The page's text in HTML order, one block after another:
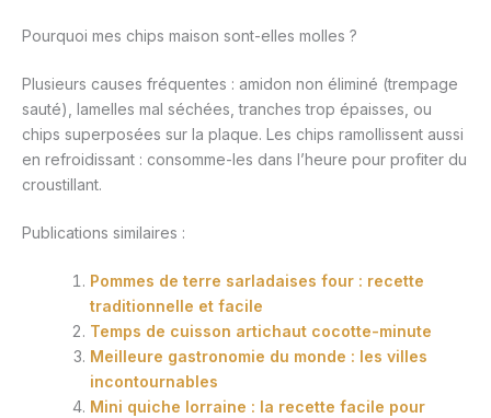
Pourquoi mes chips maison sont-elles molles ?
Plusieurs causes fréquentes : amidon non éliminé (trempage
sauté), lamelles mal séchées, tranches trop épaisses, ou
chips superposées sur la plaque. Les chips ramollissent aussi
en refroidissant : consomme-les dans l’heure pour profiter du
croustillant.
Publications similaires :
Pommes de terre sarladaises four : recette
traditionnelle et facile
Temps de cuisson artichaut cocotte-minute
Meilleure gastronomie du monde : les villes
incontournables
Mini quiche lorraine : la recette facile pour